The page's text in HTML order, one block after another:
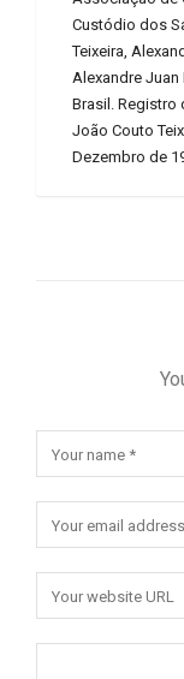
Custódio dos
Teixeira,
Alexandre Juan
Brasil. Registro
João Couto
Dezembro de